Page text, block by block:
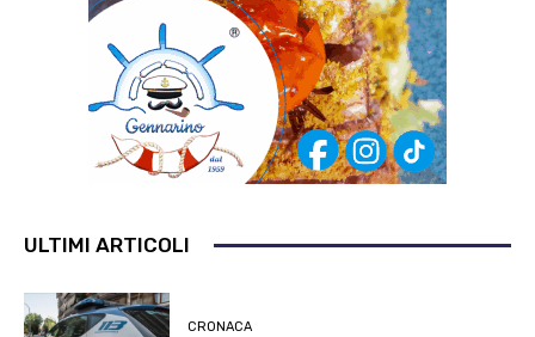
ULTIMI ARTICOLI
CRONACA